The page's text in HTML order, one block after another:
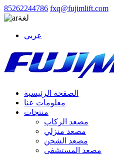
85262244786 fxq@fujimlift.com
لغة
عربي
الصفحة الرئيسية
معلومات عنا
منتجات
مصعد الركاب
مصعد منزلي
مصعد الشحن
مصعد المستشفى